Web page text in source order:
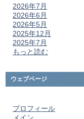
2026年7月
2026年6月
2026年5月
2025年12月
2025年7月
もっと読む
ウェブページ
プロフィール